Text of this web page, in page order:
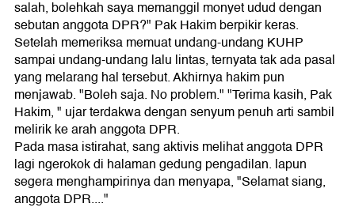
salah, bolehkah saya memanggil monyet udud dengan
sebutan anggota DPR?" Pak Hakim berpikir keras.
Setelah memeriksa memuat undang-undang KUHP
sampai undang-undang lalu lintas, ternyata tak ada pasal
yang melarang hal tersebut. Akhirnya hakim pun
menjawab. "Boleh saja. No problem." "Terima kasih, Pak
Hakim, " ujar terdakwa dengan senyum penuh arti sambil
melirik ke arah anggota DPR.
Pada masa istirahat, sang aktivis melihat anggota DPR
lagi ngerokok di halaman gedung pengadilan. lapun
segera menghampirinya dan menyapa, "Selamat siang,
anggota DPR...."